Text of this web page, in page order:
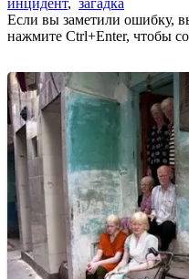
Если вы заметили ошибку,
нажмите Ctrl+Enter, чтобы